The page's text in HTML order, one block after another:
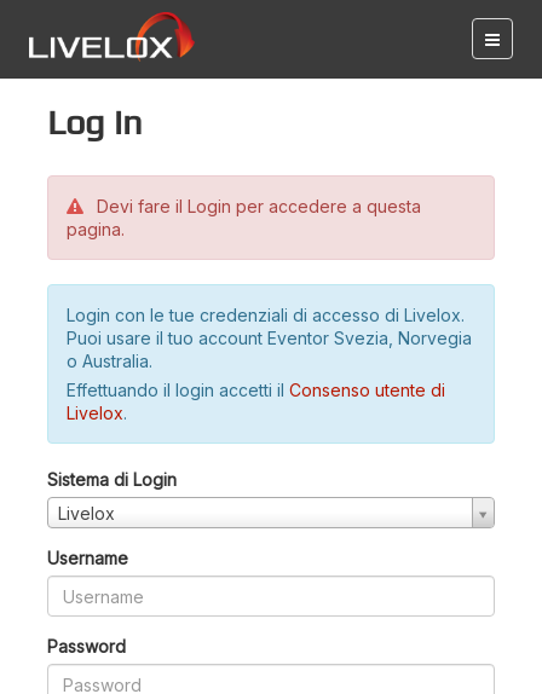
Log in
Devi fare il Login per accedere a questa
pagina.
Login con le tue credenziali di accesso di Livelox.
Puoi usare il tuo account Eventor Svezia, Norvegia
o Australia.
Effettuando il login accetti il Consenso utente di
Livelox.
Sistema di Login
Livelox
Username
Password